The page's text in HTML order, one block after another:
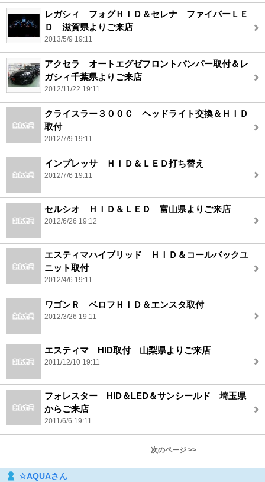
レガシィ フォグＨＩＤ＆セレナ ファイバーＬＥ
Ｄ 滋賀県よりご来店
2013/5/9 19:11
アクセラ オートエグゼフロントバンパー取付＆レ
ガシィ千葉県よりご来店
2012/11/22 19:11
クライスラー３００Ｃ ヘッドライト交換＆ＨＩＤ
取付
2012/7/9 19:11
インプレッサ ＨＩＤ＆ＬＥＤ打ち替え
2012/7/6 19:11
セルシオ ＨＩＤ＆ＬＥＤ 富山県よりご来店
2012/6/26 19:12
エスティマハイブリッド ＨＩＤ＆コールバックユ
ニット取付
2012/4/6 19:11
ワゴンＲ ベロフＨＩＤ＆エンスタ取付
2012/3/26 19:11
エスティマ HID取付 山梨県よりご来店
2011/12/10 19:11
フォレスター HID＆LED＆サンシールド 埼玉県
からご来店
2011/6/6 19:11
次のページ >>
☆AQUAさん